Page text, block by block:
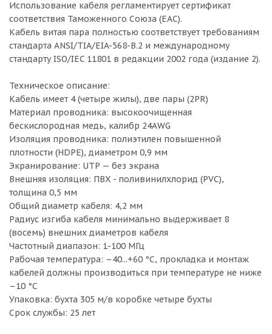
Использование кабеля регламентирует сертификат
соответствия Таможенного Союза (EAC).
Кабель витая пара полностью соответствует требованиям
стандарта ANSI/TIA/EIA-568-B.2 и международному
стандарту ISO/IEC 11801 в редакции 2002 года (издание 2).
Техническое описание:
Кабель имеет 4 (четыре жилы), две пары (2PR)
Материал проводника: высокоочищенная
бескислородная медь, калибр 24AWG
Изоляция проводника: полиэтилен повышенной
плотности (HDPE), диаметром 0,9 мм
Экранирование: UTP — без экрана
Внешняя изоляция: ПВХ - поливинилхлорид (PVC),
толщина 0,5 мм
Общий диаметр кабеля: 4,2 мм
Радиус изгиба кабеля минимально выдерживает 8
(восемь) внешних диаметров кабеля
Частотный диапазон: 1-100 МГц
Рабочая температура: –40...+60 °C, прокладка и монтаж
кабелей должны производиться при температуре не ниже
–10 °С
Упаковка: бухта 305 м/в коробке четыре бухты
Срок службы: 25 лет